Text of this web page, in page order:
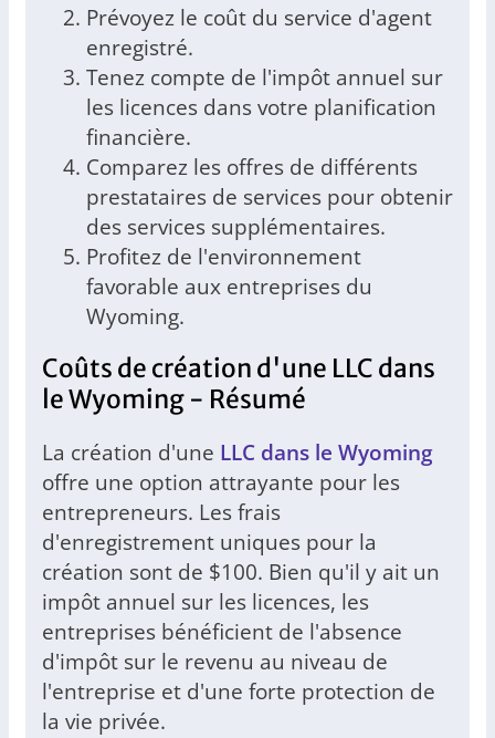
Prévoyez le coût du service d'agent
enregistré.
Tenez compte de l'impôt annuel sur
les licences dans votre planification
financière.
Comparez les offres de différents
prestataires de services pour obtenir
des services supplémentaires.
Profitez de l'environnement
favorable aux entreprises du
Wyoming.
Coûts de création d'une LLC dans
le Wyoming - Résumé
La création d'une LLC dans le Wyoming
offre une option attrayante pour les
entrepreneurs. Les frais
d'enregistrement uniques pour la
création sont de $100. Bien qu'il y ait un
impôt annuel sur les licences, les
entreprises bénéficient de l'absence
d'impôt sur le revenu au niveau de
l'entreprise et d'une forte protection de
la vie privée.